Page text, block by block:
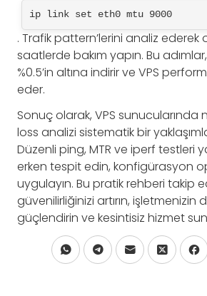
ip link set eth0 mtu 9000
. Trafik pattern’lerini analiz
saatlerde bakım yapın. Bu
%0.5’in altına indirir ve VPS
eder.
Sonuç olarak, VPS
loss analizi sistematik bir
Düzenli ping, MTR ve iperf testleri
erken tespit edin, konfigürasyon
uygulayın. Bu pratik rehberi takip
güvenilirliğinizi artırın, işletmenizin
güçlendirin ve kesintisiz hizmet